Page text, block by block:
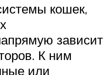
кошек,
зависит
К ним
или